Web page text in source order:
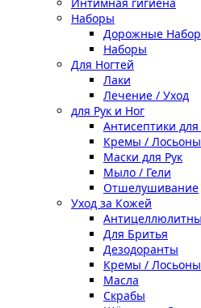
Наборы
Дорожные
Наборы
Для Ногтей
Лаки
Лечение / Уход
для Рук и Ног
Антисептики для
Кремы / Лосьоны
Маски для Рук
Мыло / Гели
Отшелушивание
Уход за Кожей
Для Бритья
Дезодоранты
Кремы / Лосьоны
Масла
Скрабы